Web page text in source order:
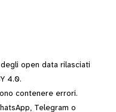
open data rilasciati
4.0.
contenere errori.
, Telegram o